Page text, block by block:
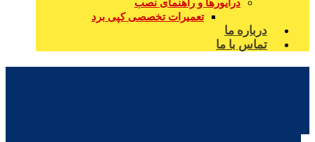
درایورها و راهنمای نصب
تعمیرات تخصصی کپی برد
درباره ما
تماس با ما